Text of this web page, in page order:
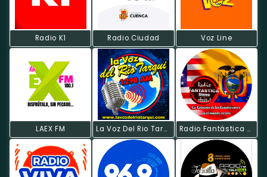
Radio K1 Radio Ciudad Voz Line
LAEX FM La Voz Del Rio Tarqui Radio Fantástica Estéreo